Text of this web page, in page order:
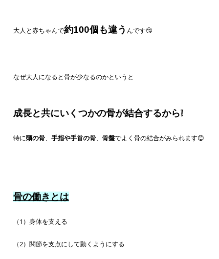
大人と赤ちゃんで約100個も違う んです🤥
なぜ大人になると骨が少なるのかというと
成長と共にいくつかの骨が結合するから❕
特に頭の骨、 手指や手首の骨、 骨盤でよく骨の結合がみられます😊
骨の働きとは
（1）身体を支える
（2）関節を支点にして動くようにする